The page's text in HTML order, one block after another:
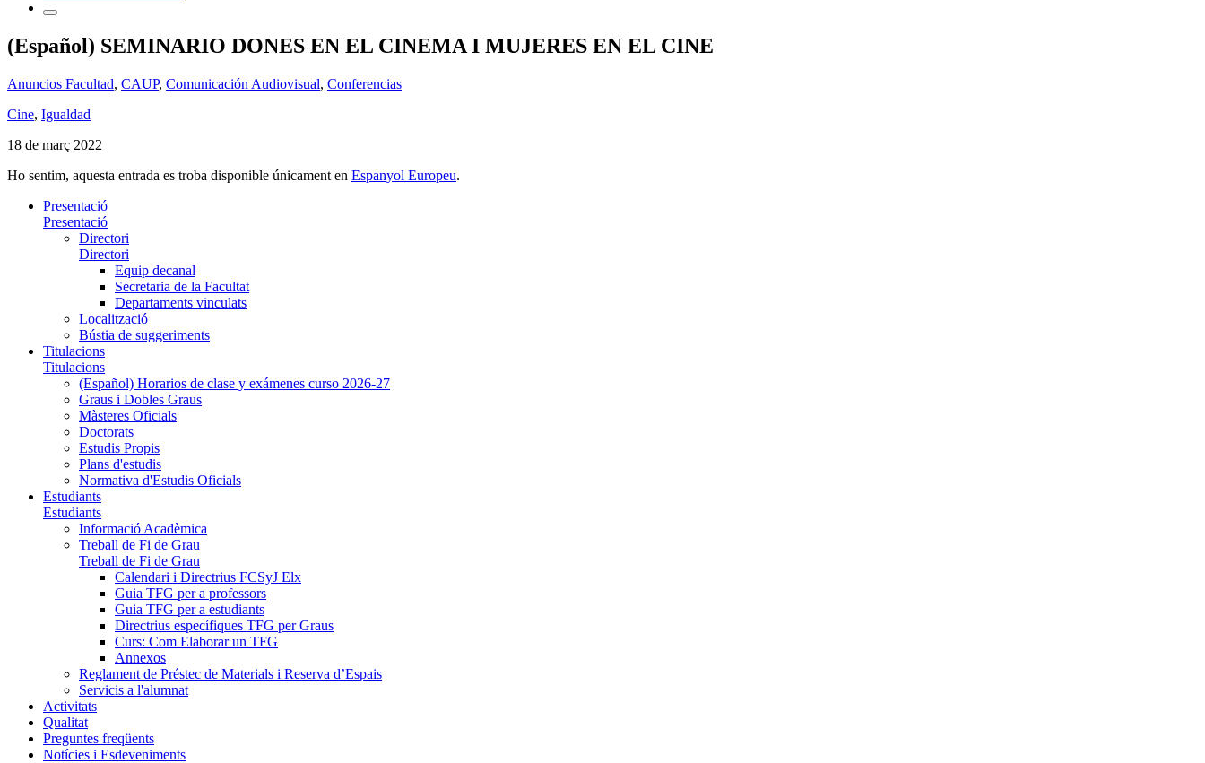
(Español) SEMINARIO DONES EN EL CINEMA I MUJERES EN EL CINE
Anuncios Facultad, CAUP, Comunicación Audiovisual, Conferencias
Cine, Igualdad
18 de març 2022
Ho sentim, aquesta entrada es troba disponible únicament en Espanyol Europeu.
Presentació
Presentació
Directori
Directori
Equip decanal
Secretaria de la Facultat
Departaments vinculats
Localització
Bústia de suggeriments
Titulacions
Titulacions
(Español) Horarios de clase y exámenes curso 2026-27
Graus i Dobles Graus
Màsteres Oficials
Doctorats
Estudis Propis
Plans d'estudis
Normativa d'Estudis Oficials
Estudiants
Estudiants
Informació Acadèmica
Treball de Fi de Grau
Treball de Fi de Grau
Calendari i Directrius FCSyJ Elx
Guia TFG per a professors
Guia TFG per a estudiants
Directrius específiques TFG per Graus
Curs: Com Elaborar un TFG
Annexos
Reglament de Préstec de Materials i Reserva d’Espais
Servicis a l'alumnat
Activitats
Qualitat
Preguntes freqüents
Notícies i Esdeveniments